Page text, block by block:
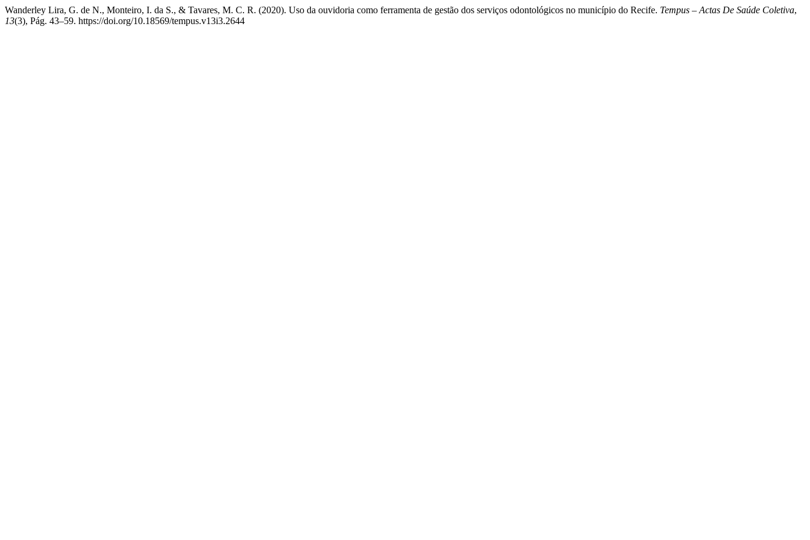
Wanderley Lira, G. de N., Monteiro, I. da S., & Tavares, M. C. R. (2020). Uso da ouvidoria como ferramenta de gestão dos serviços odontológicos no município do Recife. Tempus – Actas De Saúde Coletiva,
13(3), Pág. 43–59. https://doi.org/10.18569/tempus.v13i3.2644